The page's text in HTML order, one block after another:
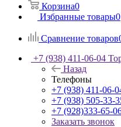
Корзина0
Избранные товары0
Сравнение товаров
+7 (938) 411-06-04
Назад
Телефоны
+7 (938) 411-06-
+7 (938) 505-33-
+7 (928)333-65-
Заказать звонок